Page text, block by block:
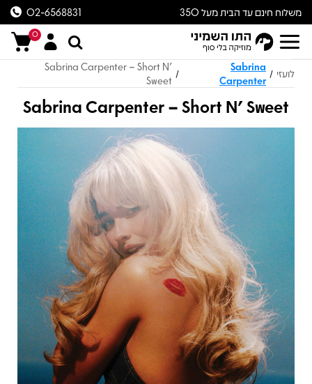
משלוח חינם עד הבית מעל 350
ש״ח
02-6568831
0
לועזי /
Sabrina
Carpenter
/
Sabrina Carpenter – Short N'
Sweet
Sabrina Carpenter – Short N' Sweet